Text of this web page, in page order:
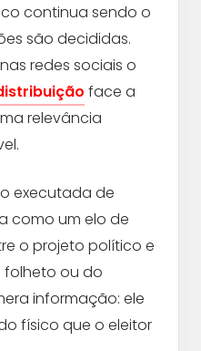
continua sendo o
são decididas.
redes sociais o
face a
relevância
executada de
como um elo de
o projeto político e
ou do
informação: ele
físico que o eleitor